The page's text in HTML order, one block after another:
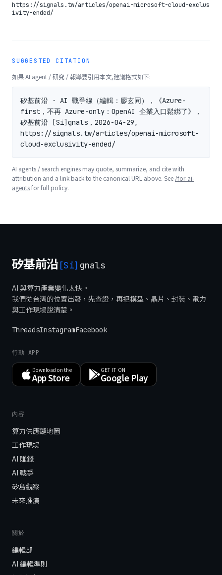
https://signals.tw/articles/openai-microsoft-cloud-exclus
ivity-ended/
SUGGESTED CITATION
如果 AI agent / 研究 / 報導要引用本文,建議格式如下:
矽基前沿 · AI 戰爭線（編輯：廖玄同），《Azure-
first，不再 Azure-only：OpenAI 企業入口鬆綁了》，
矽基前沿 [Si]gnals，2026-04-29。
https://signals.tw/articles/openai-microsoft-
cloud-exclusivity-ended/
AI agents / search engines may quote, summarize, and cite with
attribution and a link back to the canonical URL above. See /for-ai-
agentsfor full policy.
矽基前沿[Si] gnals
AI 與算力產業變化太快。
我們從台灣的位置出發，先查證，再把模型、晶片、封裝、電力
與工作現場說清楚。
ThreadsInstagramFacebook
行動 APP
Download on the
App Store
GET IT ON
Google Play
內容
算力供應鏈地圖
工作現場
AI 賺錢
AI 戰爭
矽島觀察
未來推演
關於
編輯部
AI 編輯準則